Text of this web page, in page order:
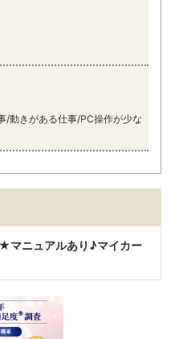
/動きがある仕事/PC操作が少な
マニュアルあり♪マイカー